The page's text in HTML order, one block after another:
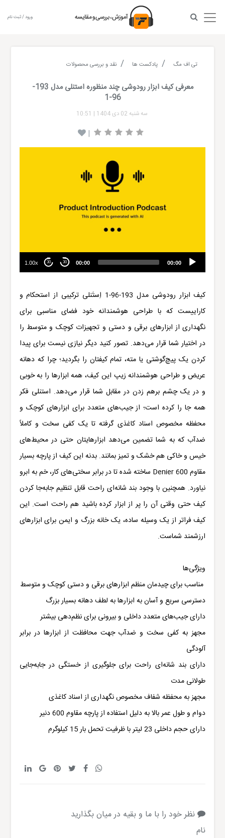
ورود / ثبت نام
تی اف مگ پادکست ها نقد و بررسی محصولات
معرفی کیف ابزار رودوشی چند منظوره استنلی مدل 193-
96-1
سه شنبه 02 دی 1404 |
10:51
|
00:00
00:00
30
30
1.00x
کیف ابزار رودوشی مدل 193-96-1 اِستَنلی ترکیبی از استحکام و
کاراییست که با طراحی هوشمندانه خود فضای مناسبی برای
نگهداری از ابزارهای برقی و دستی و تجهیزات کوچک و متوسط را
در اختیار شما قرار می‌دهد. تصور کنید دیگر نیازی نیست برای پیدا
کردن یک پیچ‌گوشتی یا مته، تمام کیفتان را بگردید؛ چرا که دهانه
عریض و طراحی هوشمندانه زیپ این کیف، همه ابزارها را به خوبی
و در یک چشم برهم زدن در مقابل شما قرار می‌دهد. استنلی فکر
همه جا را کرده است؛ از جیب‌های متعدد برای ابزارهای کوچک و
محفظه مخصوص اسناد کاغذی گرفته تا یک کفی سخت و کاملاً
ضدآب که به شما تضمین می‌دهد ابزارهایتان حتی در محیط‌های
خیس و خاکی هم خشک و تمیز بمانند. بدنه این کیف از پارچه بسیار
مقاوم 600 Denier ساخته شده تا در برابر سختی‌های کار، خم به ابرو
نیاورد. همچنین با وجود بند شانه‌ای راحت قابل تنظیم جابه‌جا کردن
کیف حتی وقتی آن را پر از ابزار کرده باشید هم راحت است. این
کیف فراتر از یک وسیله ساده، یک خانه بزرگ و ایمن برای ابزارهای
ارزشمند شماست.
ویژگی‌ها
مناسب برای چیدمان منظم ابزارهای برقی و دستی کوچک و متوسط
دسترسی سریع و آسان به ابزارها به لطف دهانه بسیار بزرگ
دارای جیب‌های متعدد داخلی و بیرونی برای نظم‌دهی بیشتر
مجهز به کفی سخت و ضد‌آب جهت محافظت از ابزارها در برابر
آلودگی
دارای بند شانه‌ای راحت برای جلوگیری از خستگی در جابه‌جایی
طولانی مدت
مجهز به محفظه شفاف مخصوص نگهداری از اسناد کاغذی
دوام و طول عمر بالا به دلیل استفاده از پارچه مقاوم 600 دنیر
دارای حجم داخلی 23 لیتر با ظرفیت تحمل بار 15 کیلوگرم
نظر خود را با ما و بقیه در میان بگذارید
نام